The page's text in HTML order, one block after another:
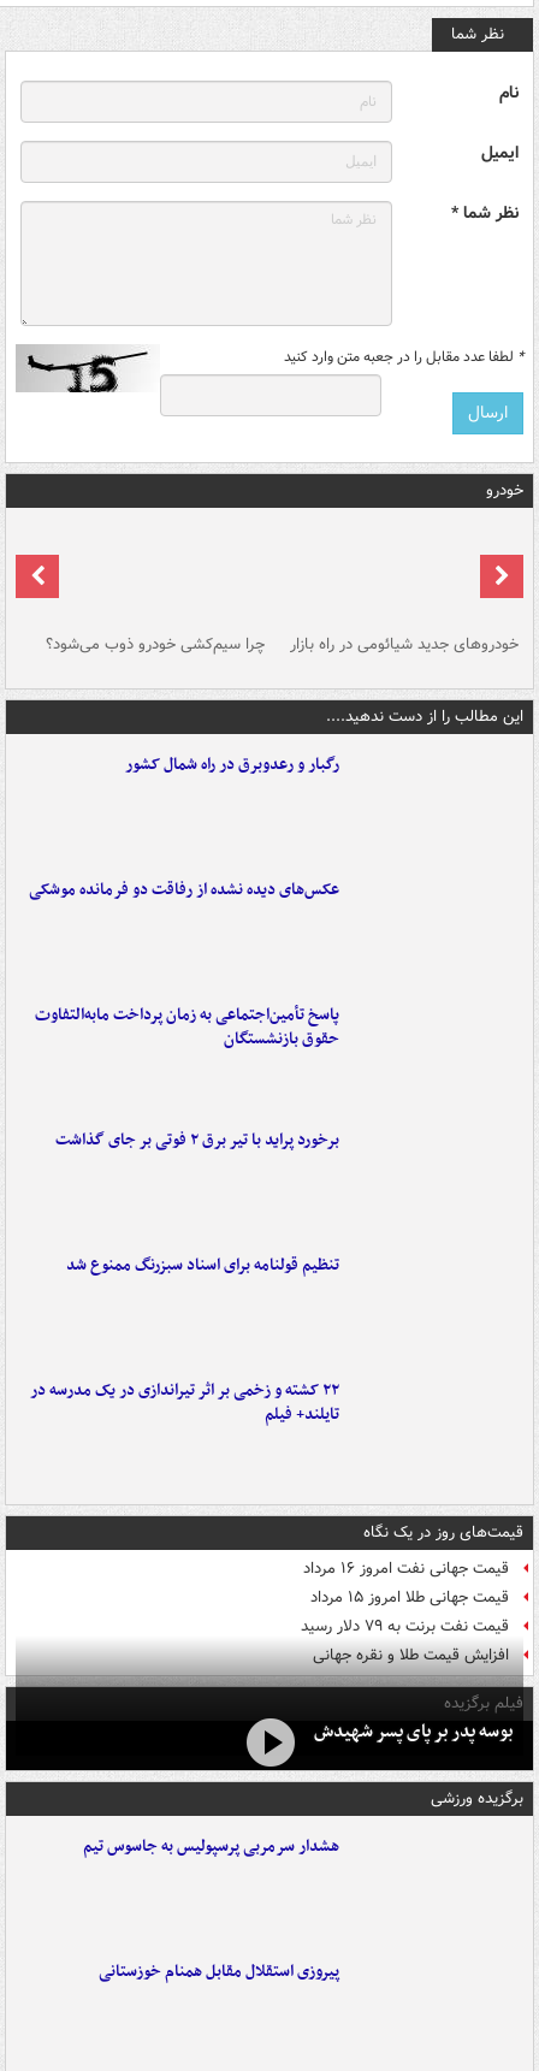
نظر شما
نام
ایمیل
نظر شما *
* لطفا عدد مقابل را در جعبه متن وارد کنید
خودرو
خودروهای جدید شیائومی در راه بازار چرا سیم‌کشی خودرو ذوب می‌شود؟
این مطالب را از دست ندهید....
رگبار و رعدوبرق در راه شمال کشور
عکس‌های دیده نشده از رفاقت دو فرمانده‌ موشکی
پاسخ تأمین‌اجتماعی به زمان پرداخت مابه‌التفاوت
حقوق بازنشستگان
برخورد پراید با تیر برق ۲ فوتی بر جای گذاشت
تنظیم قولنامه برای اسناد سبزرنگ ممنوع شد
۲۲ کشته و زخمی بر اثر تیراندازی در یک مدرسه در
تایلند+ فیلم
قیمت‌های روز در یک نگاه
قیمت جهانی نفت امروز ۱۶ مرداد
قیمت جهانی طلا امروز ۱۵ مرداد
قیمت نفت برنت به ۷۹ دلار رسید
افزایش قیمت طلا و نقره جهانی
فیلم برگزیده
بوسه‌ پدر بر پای پسر شهیدش
برگزیده ورزشی
هشدار سرمربی پرسپولیس به جاسوس تیم
پیروزی استقلال مقابل همنام خوزستانی